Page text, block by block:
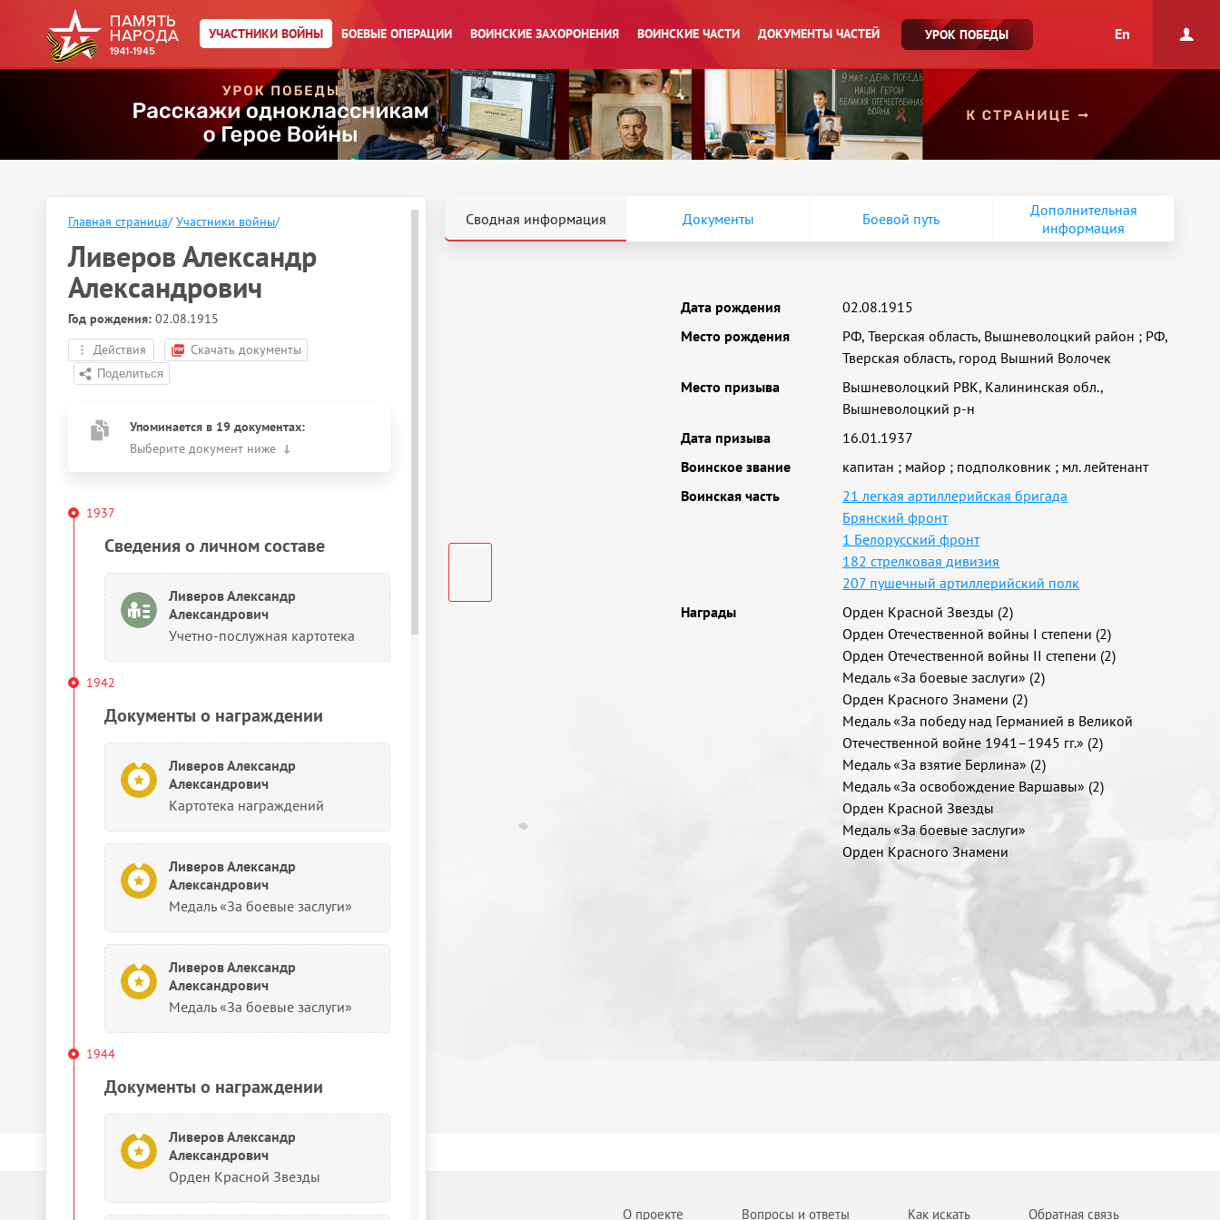
УЧАСТНИКИ ВОЙНЫ БОЕВЫЕ ОПЕРАЦИИ ВОИНСКИЕ ЗАХОРОНЕНИЯ ВОИНСКИЕ ЧАСТИ ДОКУМЕНТЫ ЧАСТЕЙ УРОК ПОБЕДЫ En
Главная страница/ Участники войны/
Ливеров Александр
Александрович
Год рождения: 02.08.1915
Действия
Скачать документы
Упоминается в 19 документах:
Выберите документ ниже
1937
Сведения о личном составе
Ливеров Александр
Александрович
Учетно-послужная картотека
1942
Документы о награждении
Ливеров Александр
Александрович
Картотека награждений
Ливеров Александр
Александрович
Медаль «За боевые заслуги»
Ливеров Александр
Александрович
Медаль «За боевые заслуги»
1944
Документы о награждении
Ливеров Александр
Александрович
Орден Красной Звезды
Сводная информация Документы Боевой путь
Дополнительная
информация
Дата рождения
02.08.1915
Место рождения
РФ, Тверская область, Вышневолоцкий район ; РФ,
Тверская область, город Вышний Волочек
Место призыва
Вышневолоцкий РВК, Калининская обл.,
Вышневолоцкий р-н
Дата призыва
16.01.1937
Воинское звание
капитан ; майор ; подполковник ; мл. лейтенант
Воинская часть
21 легкая артиллерийская бригада
Брянский фронт
1 Белорусский фронт
182 стрелковая дивизия
207 пушечный артиллерийский полк
Награды
Орден Красной Звезды (2)
Орден Отечественной войны I степени (2)
Орден Отечественной войны II степени (2)
Медаль «За боевые заслуги» (2)
Орден Красного Знамени (2)
Медаль «За победу над Германией в Великой
Отечественной войне 1941–1945 гг.» (2)
Медаль «За взятие Берлина» (2)
Медаль «За освобождение Варшавы» (2)
Орден Красной Звезды
Медаль «За боевые заслуги»
Орден Красного Знамени
О проекте Вопросы и ответы Как искать Обратная связь